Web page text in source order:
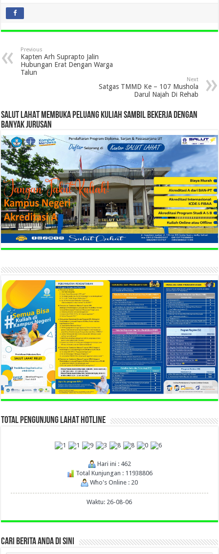
Previous
Kapten Arh Suprapto Jalin
Hubungan Erat Dengan Warga
Talun
Next
Satgas TMMD Ke – 107 Mushola
Darul Najah Di Rehab
SALUT LAHAT MEMBUKA PELUANG KULIAH SAMBIL BEKERJA DENGAN
BANYAK JURUSAN
TOTAL PENGUNJUNG LAHAT HOTLINE
Hari ini : 462
Total Kunjungan : 11938806
Who's Online : 20
Waktu: 26-08-06
CARI BERITA ANDA DI SINI